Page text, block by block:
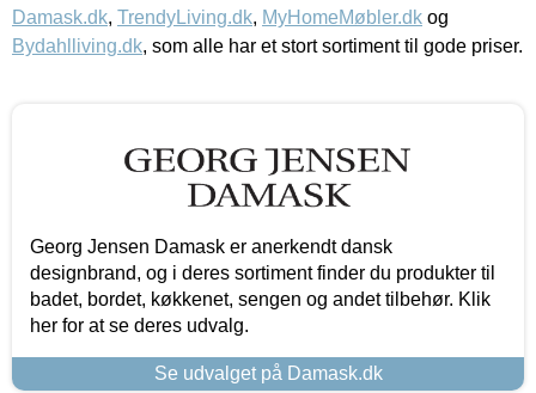
Damask.dk, TrendyLiving.dk, MyHomeMøbler.dk og
Bydahlliving.dk, som alle har et stort sortiment til gode priser.
Georg Jensen Damask er anerkendt dansk
designbrand, og i deres sortiment finder du produkter til
badet, bordet, køkkenet, sengen og andet tilbehør. Klik
her for at se deres udvalg.
Se udvalget på Damask.dk